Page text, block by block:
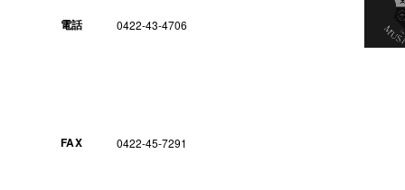
電話 0422-43-4706
FAX 0422-45-7291